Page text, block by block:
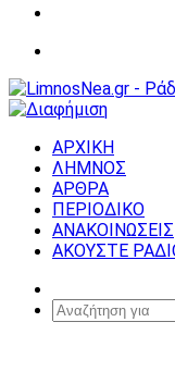
ΑΡΧΙΚΗ
ΛΗΜΝΟΣ
ΑΡΘΡΑ
ΠΕΡΙΟΔΙΚΟ
ΑΝΑΚΟΙΝΩΣΕΙΣ
ΑΚΟΥΣΤΕ
Article